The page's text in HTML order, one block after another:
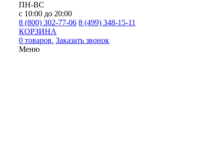
ПН-ВС
с 10:00 до 20:00
8 (800) 302-77-06 8 (499) 348-15-11
КОРЗИНА
0 товаров. Заказать звонок
Меню